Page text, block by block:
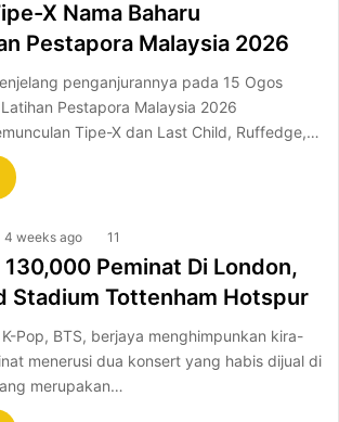
X Nama Baharu
Pestapora Malaysia 2026
penganjurannya pada 15 Ogos
Pestapora Malaysia 2026
Tipe-X dan Last Child, Ruffedge,…
4 weeks ago 11
130,000 Peminat Di London,
Stadium Tottenham Hotspur
Pop, BTS, berjaya menghimpunkan kira-
menerusi dua konsert yang habis dijual di
merupakan…